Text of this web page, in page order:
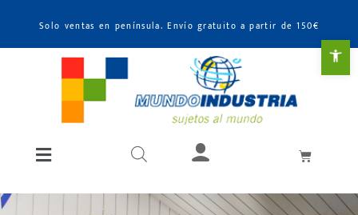
Solo ventas en península. Envío gratuito a partir de 150€